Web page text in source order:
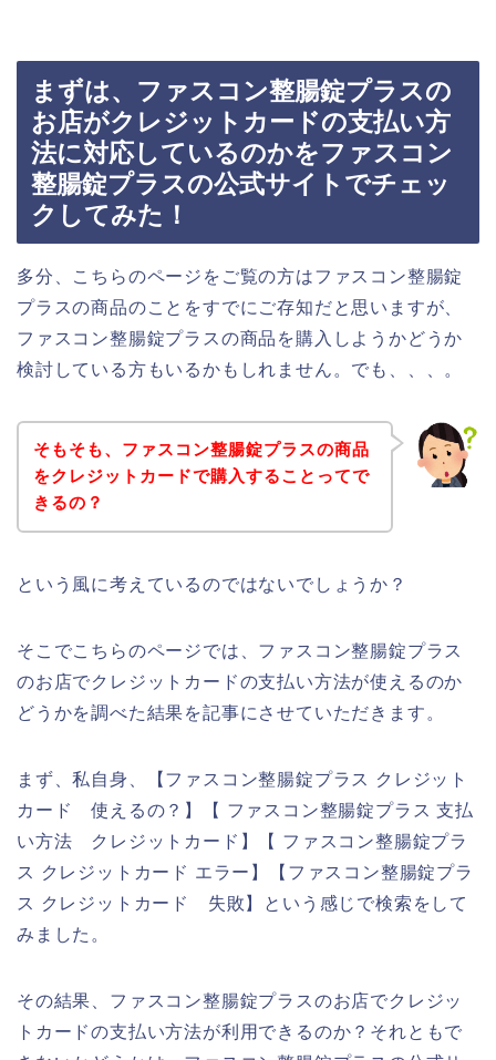
まずは、ファスコン整腸錠プラスの
お店がクレジットカードの支払い方
法に対応しているのかをファスコン
整腸錠プラスの公式サイトでチェッ
クしてみた！
多分、こちらのページをご覧の方はファスコン整腸錠
プラスの商品のことをすでにご存知だと思いますが、
ファスコン整腸錠プラスの商品を購入しようかどうか
検討している方もいるかもしれません。でも、、、。
そもそも、ファスコン整腸錠プラスの商品
をクレジットカードで購入することってで
きるの？
という風に考えているのではないでしょうか？
そこでこちらのページでは、ファスコン整腸錠プラス
のお店でクレジットカードの支払い方法が使えるのか
どうかを調べた結果を記事にさせていただきます。
まず、私自身、【ファスコン整腸錠プラス クレジット
カード 使えるの？】【 ファスコン整腸錠プラス 支払
い方法 クレジットカード】【 ファスコン整腸錠プラ
ス クレジットカード エラー】【ファスコン整腸錠プラ
ス クレジットカード 失敗】という感じで検索をして
みました。
その結果、ファスコン整腸錠プラスのお店でクレジッ
トカードの支払い方法が利用できるのか？それともで